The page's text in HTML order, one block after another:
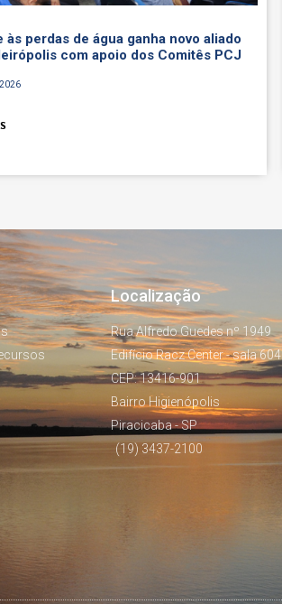
às perdas de água ganha novo aliado
com apoio dos Comitês PCJ
Localização
Rua Alfredo Guedes nº 1949
Edifício Racz Center - sala 604
CEP: 13416-901
Bairro Higienópolis
Piracicaba - SP
(19) 3437-2100